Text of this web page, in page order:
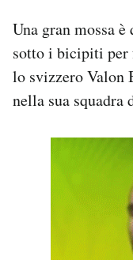
Una gran mossa
sotto i bicipiti per
lo svizzero Valon
nella sua squadra